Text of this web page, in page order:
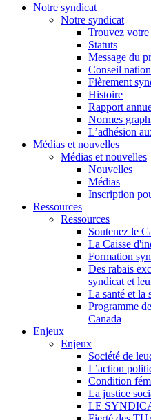
Notre syndicat
Notre syndicat
Trouvez
Statuts
Message du
Conseil
Fièrement
Histoire
Rapport
Normes
L’adhésion
Médias et nouvelles
Médias et nouvelles
Nouvelles
Médias
Inscription
Ressources
Ressources
Soutenez le
La Caisse
Formation
Des rabais
syndicat et
La santé et la
Programme
Canada
Enjeux
Enjeux
Société de
L’action
Condition
La justice
LE